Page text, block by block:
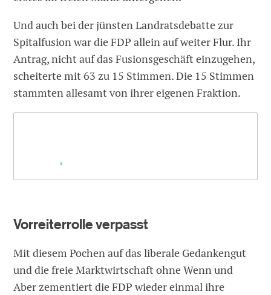
Und auch bei der jünsten Landratsdebatte zur
Spitalfusion war die FDP allein auf weiter Flur. Ihr
Antrag, nicht auf das Fusionsgeschäft einzugehen,
scheiterte mit 63 zu 15 Stimmen. Die 15 Stimmen
stammten allesamt von ihrer eigenen Fraktion.
Vorreiterrolle verpasst
Mit diesem Pochen auf das liberale Gedankengut
und die freie Marktwirtschaft ohne Wenn und
Aber zementiert die FDP wieder einmal ihre